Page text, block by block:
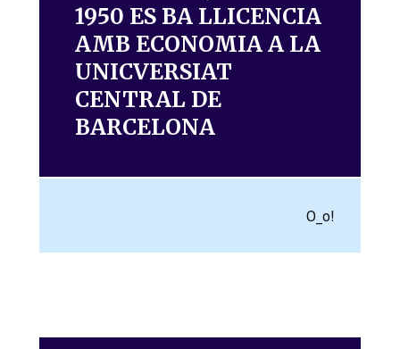
1950 ES BA LLICENCIA
AMB ECONOMIA A LA
UNICVERSIAT
CENTRAL DE
BARCELONA
O_o!